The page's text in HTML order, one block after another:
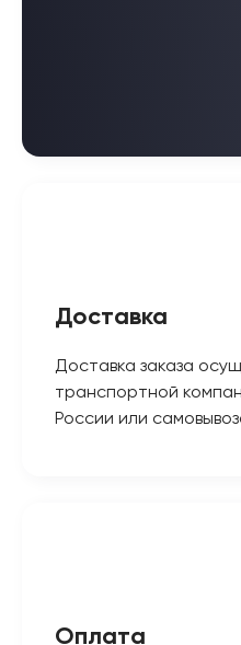
Доставка
Доставка заказа
транспортной
России или
Оплата